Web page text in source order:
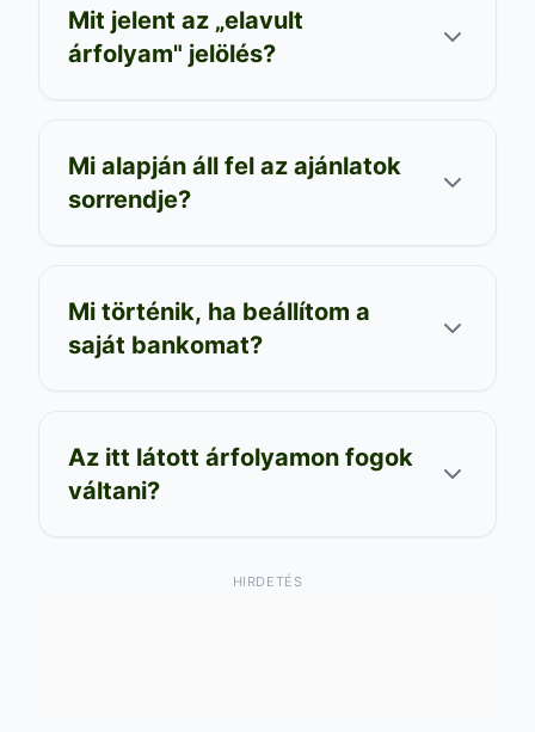
Mit jelent az „elavult
árfolyam" jelölés?
Mi alapján áll fel az ajánlatok
sorrendje?
Mi történik, ha beállítom a
saját bankomat?
Az itt látott árfolyamon fogok
váltani?
HIRDETÉS